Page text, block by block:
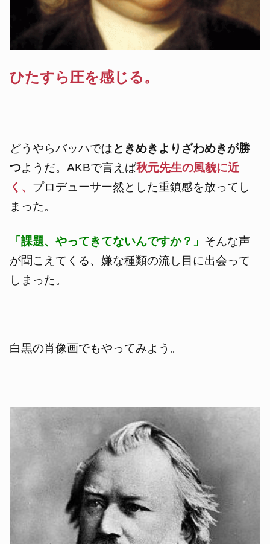
ひたすら圧を感じる。
どうやらバッハではときめきよりざわめきが勝
つようだ。AKBで言えば秋元先生の風貌に近
く、 プロデューサー然とした重鎮感を放ってし
まった。
「課題、やってきてないんですか？」 そんな声
が聞こえてくる、嫌な種類の流し目に出会って
しまった。
白黒の肖像画でもやってみよう。